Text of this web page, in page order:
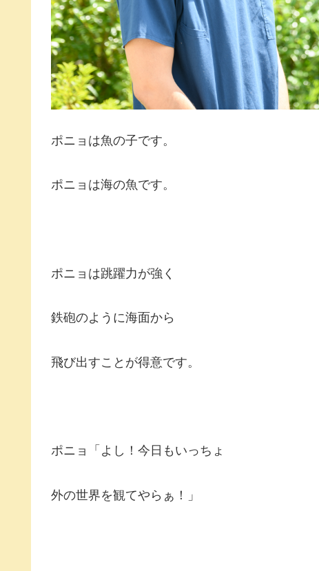
ポニョは魚の子です。
ポニョは海の魚です。
ポニョは跳躍力が強く
鉄砲のように海面から
飛び出すことが得意です。
ポニョ「よし！今日もいっちょ
外の世界を観てやらぁ！」